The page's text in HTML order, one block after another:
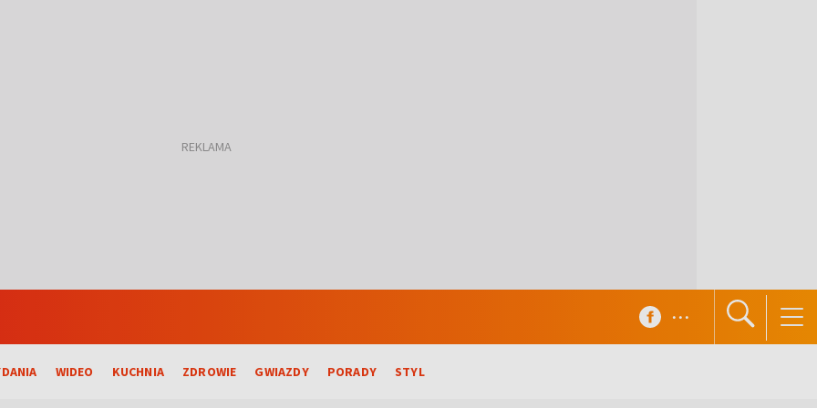
WIDEO KUCHNIA ZDROWIE GWIAZDY PORADY STYL
...